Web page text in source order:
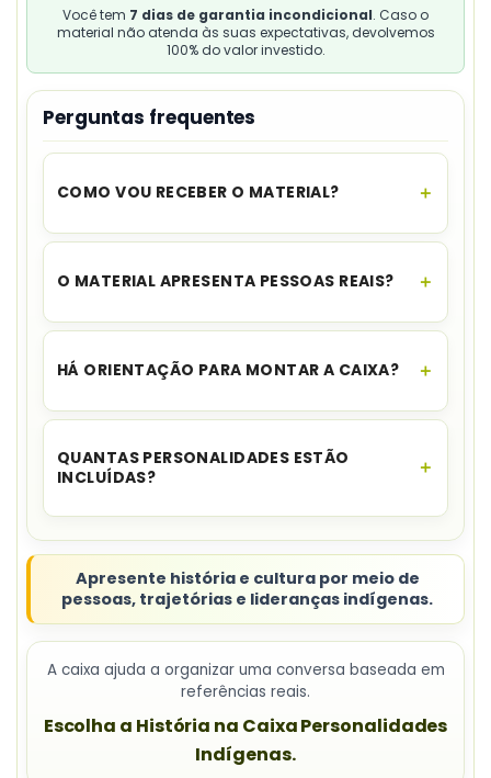
Você tem 7 dias de garantia incondicional. Caso o
material não atenda às suas expectativas, devolvemos
100% do valor investido.
Perguntas frequentes
COMO VOU RECEBER O MATERIAL?
O acesso é instantâneo.Assim que o
para download no seu e-mail e no WhatsApp,
O MATERIAL APRESENTA PESSOAS REAIS?
Sim. O conteúdo abordapersonalidades
HÁ ORIENTAÇÃO PARA MONTAR A CAIXA?
Sim. A compra inclui umvídeo tutorial com
QUANTAS PERSONALIDADES ESTÃO
INCLUÍDAS?
apresenta uma lista nominal.
Apresente história e cultura por meio de
pessoas, trajetórias e lideranças indígenas.
A caixa ajuda a organizar uma conversa baseada em
referências reais.
Escolha a História na Caixa Personalidades
Indígenas.